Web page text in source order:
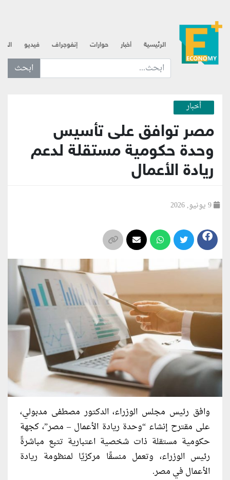
الرئيسية أخبار حوارات إنفوجراف فيديو
ابحث عن... :
أخبار
مصر توافق على تأسيس
وحدة حكومية مستقلة لدعم
ريادة الأعمال
وافق رئيس مجلس الوزراء، الدكتور مصطفى مدبولي،
على مقترح إنشاء “وحدة ريادة الأعمال – مصر”، كجهة
حكومية مستقلة ذات شخصية اعتبارية تتبع مباشرةً
رئيس الوزراء، وتعمل منسقًا مركزيًا لمنظومة ريادة
الأعمال في مصر.